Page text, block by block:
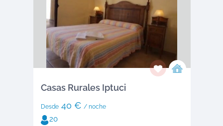
Casas Rurales Iptuci
Desde40 € / noche
20